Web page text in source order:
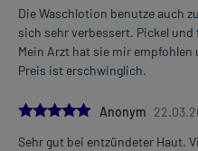
Die Waschlotion benutze auch
sich sehr verbessert. Pickel
Mein Arzt hat sie mir empfohlen
Preis ist erschwinglich.
5.0Anonym
Sehr gut bei entzündeter Haut.